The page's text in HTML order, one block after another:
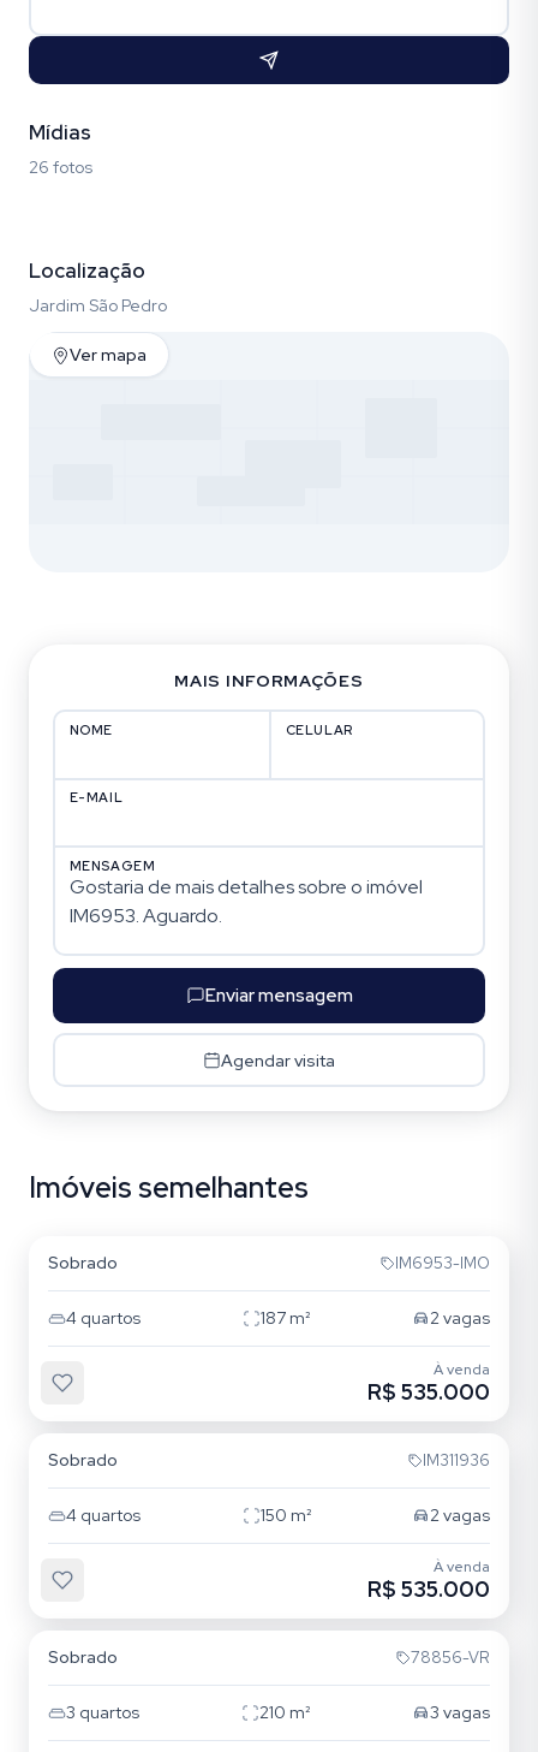
Mídias
26 fotos
Localização
Jardim São Pedro
Ver mapa
MAIS INFORMAÇÕES
NOME CELULAR
E-MAIL
MENSAGEM
Enviar mensagem
Agendar visita
Imóveis semelhantes
Jardim São Pedro
Sobrado IM6953-IMO
4 quartos 187 m² 2vagas
À venda
R$ 535.000
Sobrado IM311936
4 quartos 150 m² 2vagas
À venda
R$ 535.000
Sobrado 78856-VR
3 quartos 210 m² 3 vagas